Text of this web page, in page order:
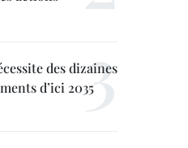
des dizaines
d’ici 2035